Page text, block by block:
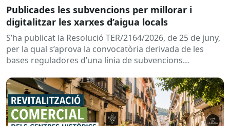
Publicades les subvencions per millorar i
digitalitzar les xarxes d’aigua locals
S’ha publicat la Resolució TER/2164/2026, de 25 de juny,
per la qual s’aprova la convocatòria derivada de les
bases reguladores d’una línia de subvencions